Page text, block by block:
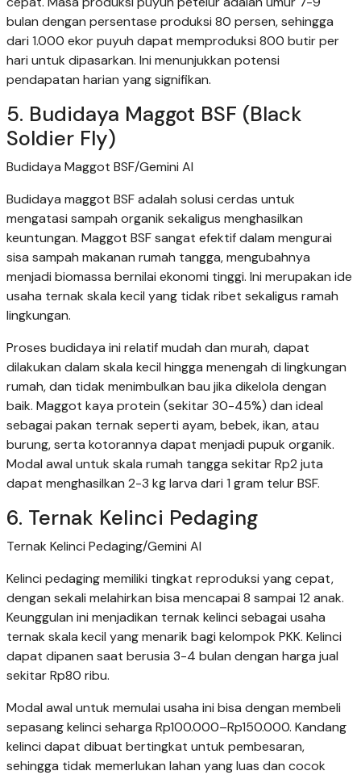
bulan dengan persentase produksi 80 persen, sehingga
dari 1.000 ekor puyuh dapat memproduksi 800 butir per
hari untuk dipasarkan. Ini menunjukkan potensi
pendapatan harian yang signifikan.
5. Budidaya Maggot BSF (Black
Soldier Fly)
Budidaya Maggot BSF/Gemini AI
Budidaya maggot BSF adalah solusi cerdas untuk
mengatasi sampah organik sekaligus menghasilkan
keuntungan. Maggot BSF sangat efektif dalam mengurai
sisa sampah makanan rumah tangga, mengubahnya
menjadi biomassa bernilai ekonomi tinggi. Ini merupakan ide
usaha ternak skala kecil yang tidak ribet sekaligus ramah
lingkungan.
Proses budidaya ini relatif mudah dan murah, dapat
dilakukan dalam skala kecil hingga menengah di lingkungan
rumah, dan tidak menimbulkan bau jika dikelola dengan
baik. Maggot kaya protein (sekitar 30-45%) dan ideal
sebagai pakan ternak seperti ayam, bebek, ikan, atau
burung, serta kotorannya dapat menjadi pupuk organik.
Modal awal untuk skala rumah tangga sekitar Rp2 juta
dapat menghasilkan 2-3 kg larva dari 1 gram telur BSF.
6. Ternak Kelinci Pedaging
Ternak Kelinci Pedaging/Gemini AI
Kelinci pedaging memiliki tingkat reproduksi yang cepat,
dengan sekali melahirkan bisa mencapai 8 sampai 12 anak.
Keunggulan ini menjadikan ternak kelinci sebagai usaha
ternak skala kecil yang menarik bagi kelompok PKK. Kelinci
dapat dipanen saat berusia 3-4 bulan dengan harga jual
sekitar Rp80 ribu.
Modal awal untuk memulai usaha ini bisa dengan membeli
sepasang kelinci seharga Rp100.000–Rp150.000. Kandang
kelinci dapat dibuat bertingkat untuk pembesaran,
sehingga tidak memerlukan lahan yang luas dan cocok